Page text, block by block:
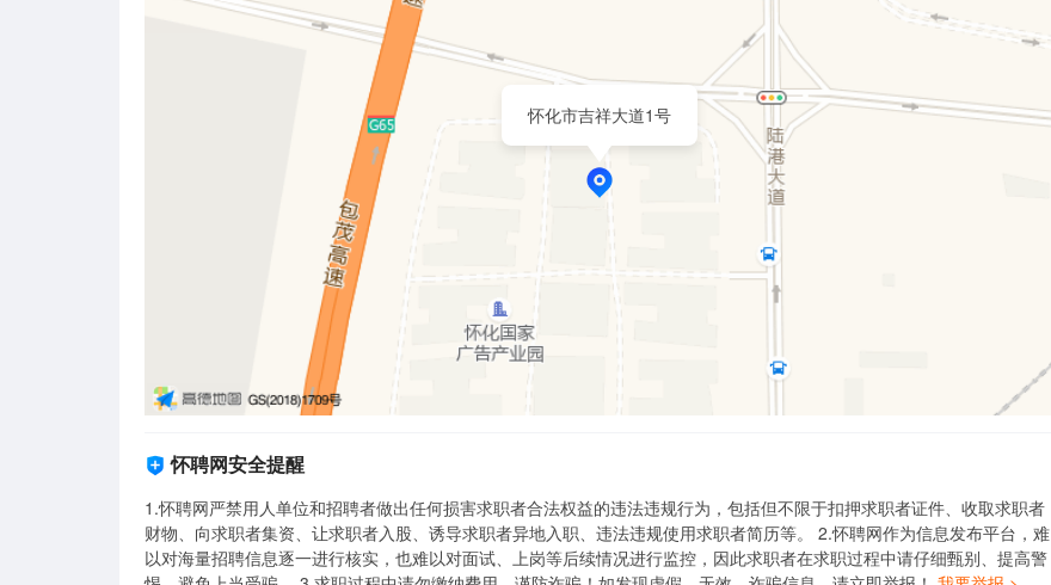
怀化市吉祥大道1号
怀聘网安全提醒
1.怀聘网严禁用人单位和招聘者做出任何损害求职者合法权益的违法违规行为，包括但不限于扣押求职者证件、收取求职者
财物、向求职者集资、让求职者入股、诱导求职者异地入职、违法违规使用求职者简历等。 2.怀聘网作为信息发布平台，难
以对海量招聘信息逐一进行核实，也难以对面试、上岗等后续情况进行监控，因此求职者在求职过程中请仔细甄别、提高警